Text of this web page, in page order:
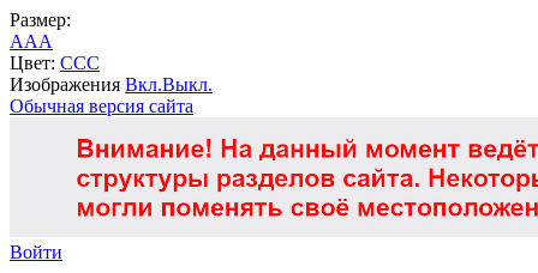
Размер:
AAA
Цвет: CCC
Изображения Вкл.Выкл.
Обычная версия сайта
Войти